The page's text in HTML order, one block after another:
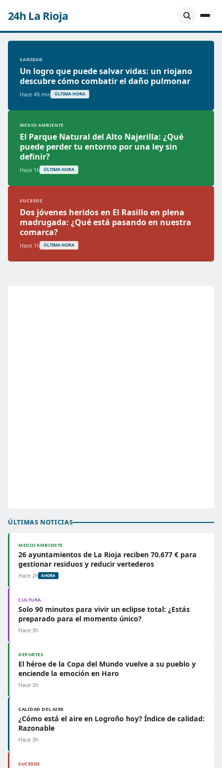
24h La Rioja
SANIDAD
Un logro que puede salvar vidas: un riojano
descubre cómo combatir el daño pulmonar
Hace 49 min ÚLTIMA HORA
MEDIO AMBIENTE
El Parque Natural del Alto Najerilla: ¿Qué
puede perder tu entorno por una ley sin
definir?
Hace 1h ÚLTIMA HORA
SUCESOS
Dos jóvenes heridos en El Rasillo en plena
madrugada: ¿Qué está pasando en nuestra
comarca?
Hace 1h ÚLTIMA HORA
ÚLTIMAS NOTICIAS
MEDIO AMBIENTE
26 ayuntamientos de La Rioja reciben 70.677 € para
gestionar residuos y reducir vertederos
Hace 2h AHORA
CULTURA
Solo 90 minutos para vivir un eclipse total: ¿Estás
preparado para el momento único?
Hace 3h
DEPORTES
El héroe de la Copa del Mundo vuelve a su pueblo y
enciende la emoción en Haro
Hace 3h
CALIDAD DEL AIRE
¿Cómo está el aire en Logroño hoy? Índice de calidad:
Razonable
Hace 3h
SUCESOS